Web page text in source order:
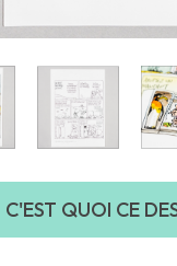
C'EST QUOI CE